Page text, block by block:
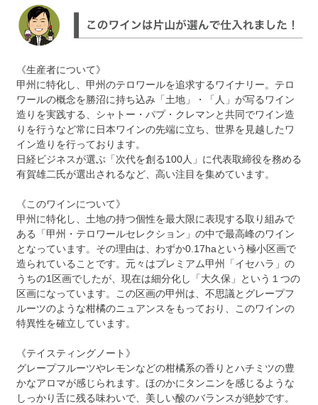
《生産者について》
甲州に特化し、甲州のテロワールを追求するワイナリー。テロ
ワールの概念を勝沼に持ち込み「土地」・「人」が写るワイン
造りを実践する、シャトー・パプ・クレマンと共同でワイン造
りを行うなど常に日本ワインの先端に立ち、世界を見越したワ
イン造りを行っております。
日経ビジネスが選ぶ「次代を創る100人」に代表取締役を務める
有賀雄二氏が選出されるなど、高い注目を集めています。
《このワインについて》
甲州に特化し、土地の持つ個性を最大限に表現する取り組みで
ある「甲州・テロワールセレクション」の中で最高峰のワイン
となっています。その理由は、わずか0.17haという極小区画で
造られていることです。元々はプレミアム甲州「イセハラ」の
うちの1区画でしたが、現在は細分化し「大久保」という１つの
区画になっています。この区画の甲州は、不思議とグレープフ
ルーツのような柑橘のニュアンスをもっており、このワインの
特異性を確立しています。
《テイスティングノート》
グレープフルーツやレモンなどの柑橘系の香りとハチミツの豊
かなアロマが感じられます。ほのかにタンニンを感じるような
しっかり舌に残る味わいで、美しい酸のバランスが絶妙です。